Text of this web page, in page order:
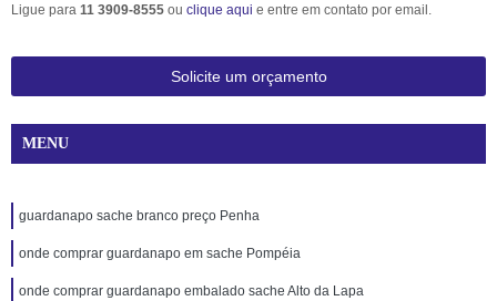
Ligue para 11 3909-8555 ou clique aqui e entre em contato por email.
Solicite um orçamento
MENU
guardanapo sache branco preço Penha
onde comprar guardanapo em sache Pompéia
onde comprar guardanapo embalado sache Alto da Lapa